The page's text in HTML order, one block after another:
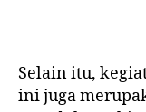
Selain itu,
ini juga